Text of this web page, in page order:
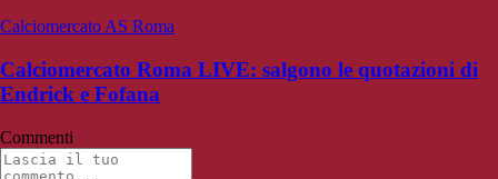
Calciomercato AS Roma
Calciomercato Roma LIVE: salgono le quotazioni di
Endrick e Fofana
Commenti